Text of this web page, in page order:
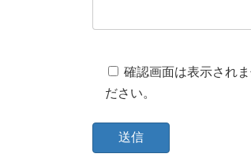
確認画面は表示され
ださい。